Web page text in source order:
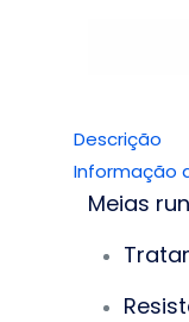
Descrição
Informação
Meias